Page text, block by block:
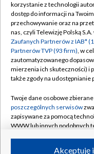
Abonament TVP
Emisja w TVP
Centrum informacji
Naziemna Telewizja
Rada Programowa
System NOS
Informacje o nadawcy
korzystanie z technologii
dostęp do informacji na
przechowywanie oraz na
nas, czyli Telewizję Polską
Zaufanych Partnerów z IAB*
Partnerów TVP (93 firm), w
zautomatyzowanego
mierzenia ich skuteczności) i
także zgody na udostępnianie
Twoje dane osobowe
poszczególnych serwisów
zapisywane za pomocą
WWW lub innych podobnych
Akceptuję